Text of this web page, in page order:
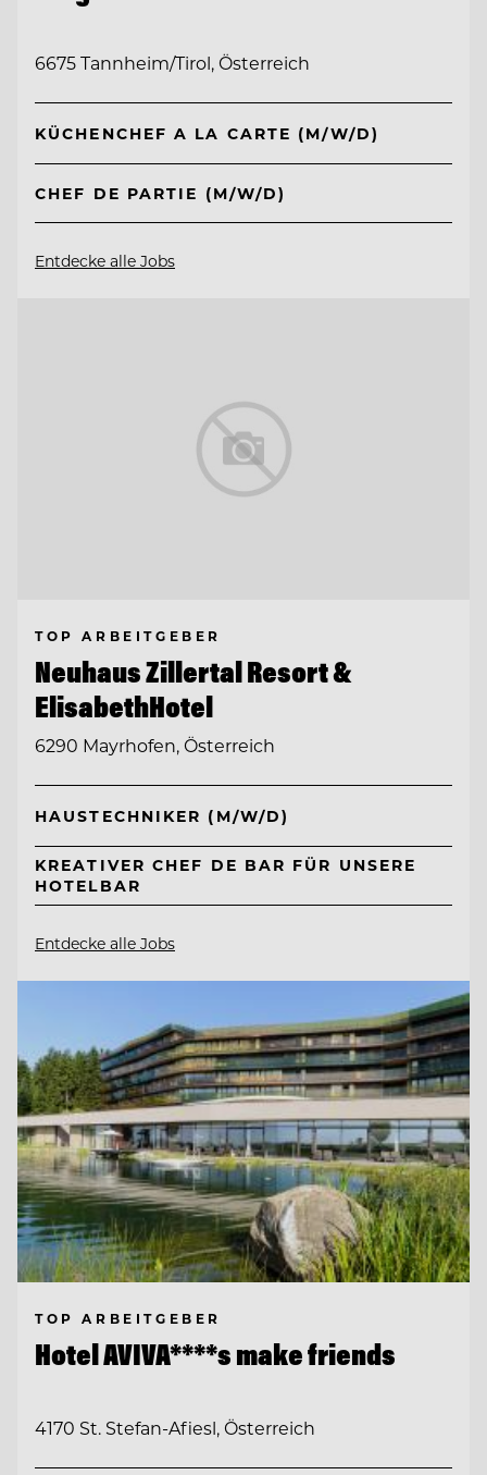
6675 Tannheim/Tirol, Österreich
KÜCHENCHEF A LA CARTE (M/W/D)
CHEF DE PARTIE (M/W/D)
Entdecke alle Jobs
TOP ARBEITGEBER
Neuhaus Zillertal Resort &
ElisabethHotel
6290 Mayrhofen, Österreich
HAUSTECHNIKER (M/W/D)
KREATIVER CHEF DE BAR FÜR UNSERE
HOTELBAR
Entdecke alle Jobs
TOP ARBEITGEBER
Hotel AVIVA****s make friends
4170 St. Stefan-Afiesl, Österreich